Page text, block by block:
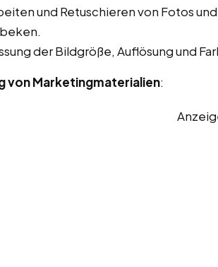
und Retuschieren von Fotos
der Bildgröße, Auflösung und
von Marketingmaterialien: